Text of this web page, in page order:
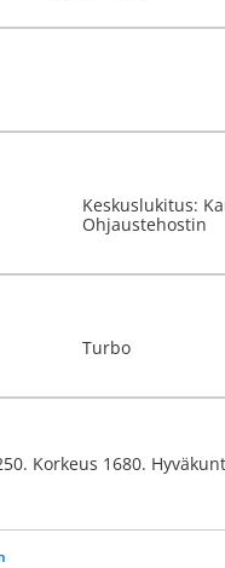
Keskuslukitus:
Ohjaustehostin
Turbo
Korkeus 1680.